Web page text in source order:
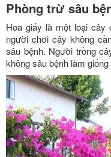
Phòng trừ sâu
Hoa giấy là một loại cây
người chơi cây không
sâu bệnh. Người trồng
không sâu bệnh làm